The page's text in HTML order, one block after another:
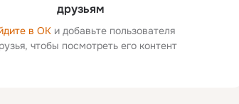
друзьям
в ОК и добавьте пользователя
чтобы посмотреть его контент